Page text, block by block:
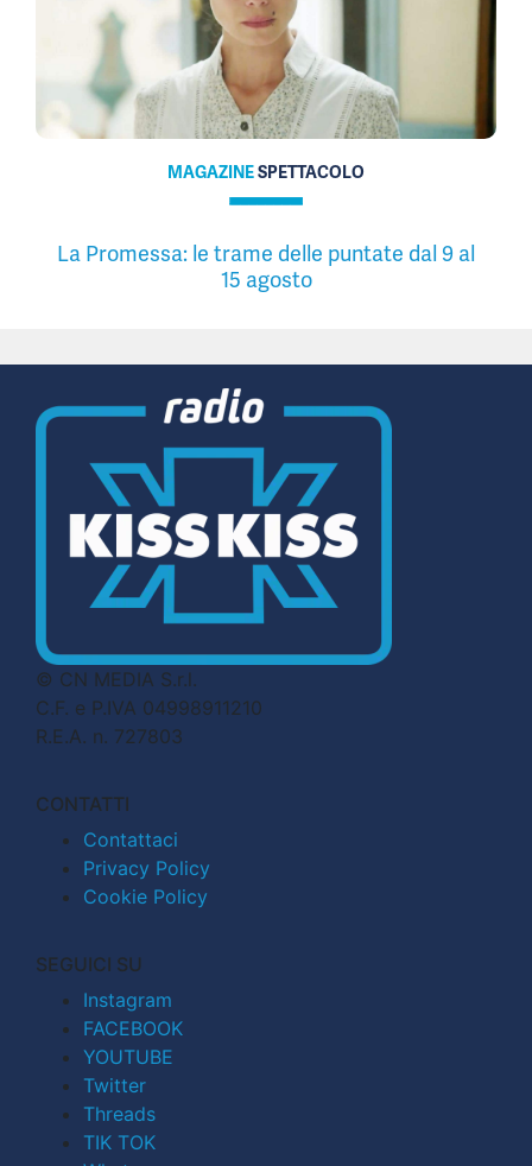
MAGAZINESPETTACOLO
La Promessa: le trame delle puntate dal 9 al
15 agosto
© CN MEDIA S.r.l.
C.F. e P.IVA 04998911210
R.E.A. n. 727803
CONTATTI
Contattaci
Privacy Policy
Cookie Policy
SEGUICI SU
Instagram
FACEBOOK
YOUTUBE
Twitter
Threads
TIK TOK